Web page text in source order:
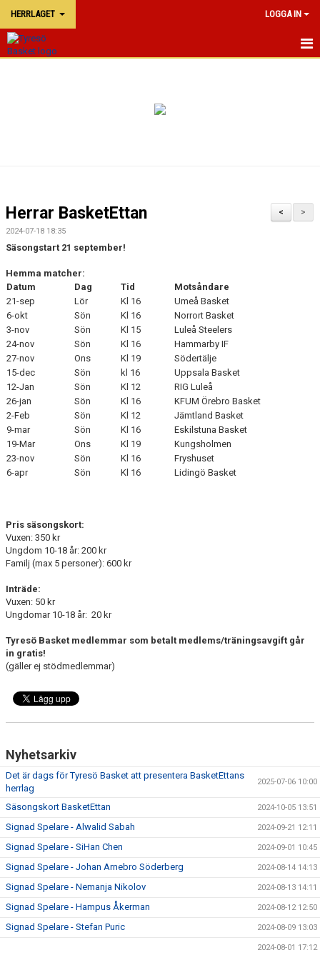
HERRLAGET LOGGA IN
>
<
Herrar BasketEttan
2024-07-18 18:35
Säsongstart 21 september!
Hemma matcher:
Datum
Dag Tid
Motsåndare
21-sep
Lör Kl 16
Umeå Basket
6-okt
Sön Kl 16
Norrort Basket
3-nov
Sön Kl 15
Luleå Steelers
24-nov
Sön Kl 16
Hammarby IF
27-nov
Ons Kl 19
Södertälje
15-dec
Sön kl 16
Uppsala Basket
12-Jan
Sön Kl 12
RIG Luleå
26-jan
Sön Kl 16
KFUM Örebro Basket
2-Feb
Sön Kl 12
Jämtland Basket
9-mar
Sön Kl 16
Eskilstuna Basket
19-Mar
Ons Kl 19
Kungsholmen
23-nov
Sön Kl 16
Fryshuset
6-apr
Sön Kl 16 Lidingö Basket
Pris säsongskort:
Vuxen: 350 kr
Ungdom 10-18 år: 200 kr
Familj (max 5 personer): 600 kr
Inträde:
Vuxen: 50 kr
Ungdomar 10-18 år: 20 kr
Tyresö Basket medlemmar som betalt medlems/träningsavgift går
in gratis!
(gäller ej stödmedlemmar)
Nyhetsarkiv
Det är dags för Tyresö Basket att presentera BasketEttans
herrlag
2025-07-06 10:00
Säsongskort BasketEttan 2024-10-05 13:51
Signad Spelare - Alwalid Sabah 2024-09-21 12:11
Signad Spelare - SiHan Chen 2024-09-01 10:45
Signad Spelare - Johan Arnebro Söderberg 2024-08-14 14:13
Signad Spelare - Nemanja Nikolov 2024-08-13 14:11
Signad Spelare - Hampus Åkerman 2024-08-12 12:50
Signad Spelare - Stefan Puric 2024-08-09 13:03
2024-08-01 17:12